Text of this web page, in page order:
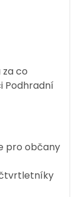
co
Podhradní
pro občany
čtvrtletníky